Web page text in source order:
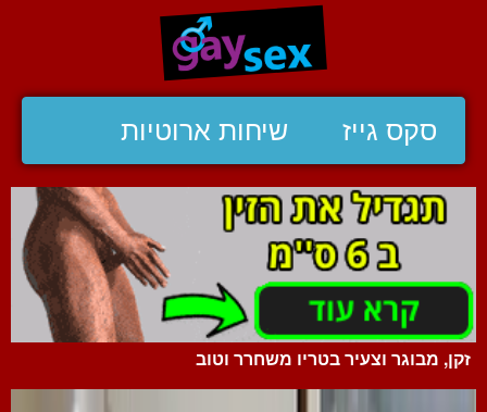
סקס גייז שיחות ארוטיות
זקן, מבוגר וצעיר בטריו משחרר וטוב